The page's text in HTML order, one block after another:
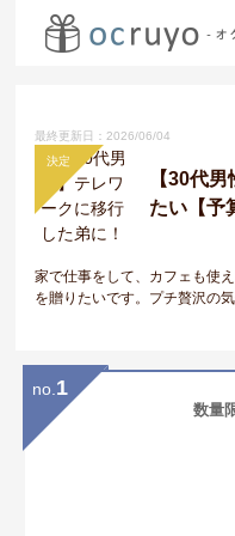
最終更新日：2026/06/04
決定
【30代
たい【予
家で仕事をして、カフェも使
を贈りたいです。プチ贅沢の
no. 1
数量